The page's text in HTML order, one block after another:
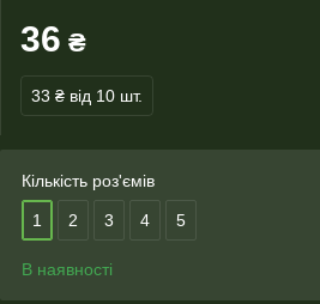
36 ₴
33 ₴ від 10 шт.
Кількість роз'ємів
1 2 3 4 5
В наявності